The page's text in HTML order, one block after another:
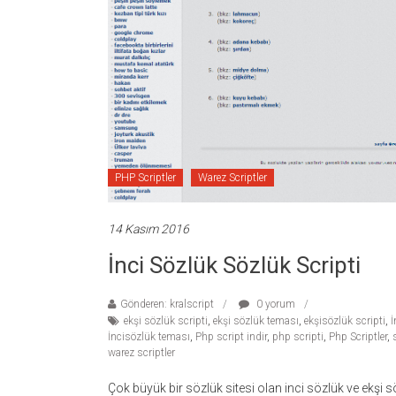
temaları,
theme
download
sitesi.
PHP Scriptler Warez Scriptler
14 Kasım 2016
İnci Sözlük Sözlük Scripti
Gönderen: kralscript
0 yorum
ekşi sözlük scripti, ekşi sözlük teması, ekşisözlük scripti,
İncisözlük teması, Php script indir, php scripti, Php Scriptler,
warez scriptler
Çok büyük bir sözlük sitesi olan inci sözlük ve ekşi